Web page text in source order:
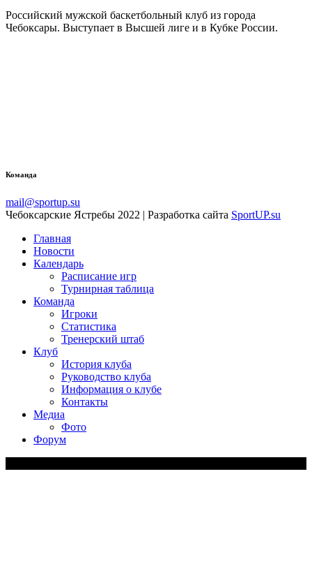
Российский мужской баскетбольный клуб из города
Чебоксары. Выступает в Высшей лиге и в Кубке России.
Команда
mail@sportup.su
Чебоксарские Ястребы 2022 | Разработка сайта SportUP.su
Главная
Новости
Календарь
Расписание игр
Турнирная таблица
Команда
Игроки
Статистика
Тренерский штаб
Клуб
История клуба
Руководство клуба
Информация о клубе
Контакты
Медиа
Фото
Форум